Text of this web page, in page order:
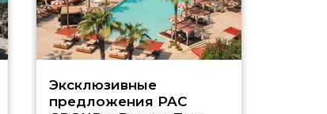
Эксклюзивные
предложения PAC